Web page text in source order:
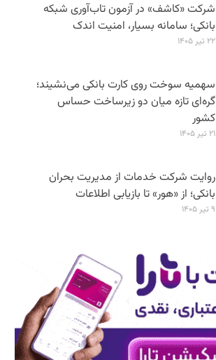
شرکت «کاشف» در آزمون تاب‌آوری شبکه
بانکی؛ سامانه‌ بسیار، امنیت اندک
۲۲ تیر ۱۴۰۵
سهمیه سوخت روی کارت بانکی می‌نشیند؛
گره‌ای تازه میان دو زیرساخت حساس
کشور
۲۱ تیر ۱۴۰۵
روایت شرکت خدمات از مدیریت بحران
بانکی؛ از «هور» تا بازیابی اطلاعات
۹ تیر ۱۴۰۵